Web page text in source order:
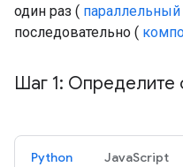
один раз (
последовательно (
Шаг 1: Определите
Python JavaScript